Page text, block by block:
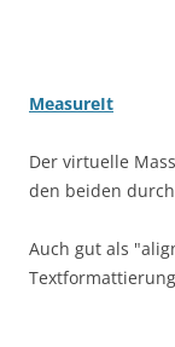
MeasureIt
Der virtuelle
den beiden
Auch gut als